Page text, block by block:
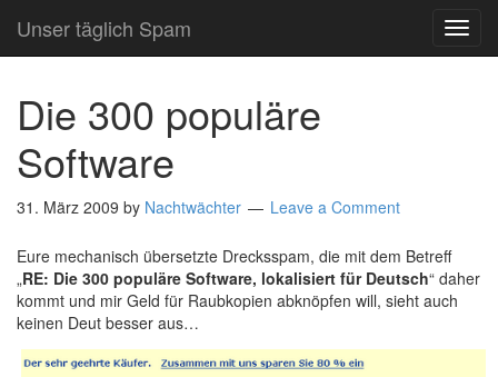
Unser täglich Spam
Die 300 populäre
Software
31. März 2009 by Nachtwächter Leave a Comment
Eure mechanisch übersetzte Drecksspam, die mit dem Betreff
„RE: Die 300 populäre Software, lokalisiert für Deutsch“ daher
kommt und mir Geld für Raubkopien abknöpfen will, sieht auch
keinen Deut besser aus…